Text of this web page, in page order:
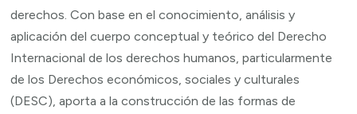
derechos. Con base en el conocimiento, análisis y
aplicación del cuerpo conceptual y teórico del Derecho
Internacional de los derechos humanos, particularmente
de los Derechos económicos, sociales y culturales
(DESC), aporta a la construcción de las formas de